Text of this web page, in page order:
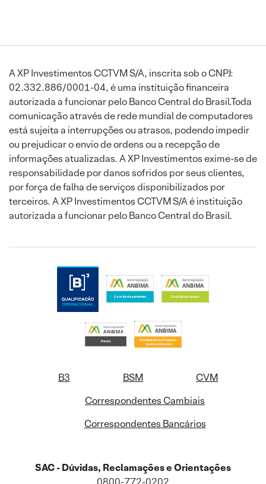
A XP Investimentos CCTVM S/A, inscrita sob o CNPJ:
02.332.886/0001-04, é uma instituição financeira
autorizada a funcionar pelo Banco Central do Brasil.Toda
comunicação através de rede mundial de computadores
está sujeita a interrupções ou atrasos, podendo impedir
ou prejudicar o envio de ordens ou a recepção de
informações atualizadas. A XP Investimentos exime-se de
responsabilidade por danos sofridos por seus clientes,
por força de falha de serviços disponibilizados por
terceiros. A XP Investimentos CCTVM S/A é instituição
autorizada a funcionar pelo Banco Central do Brasil.
B3 BSM
CVM
Correspondentes Cambiais
Correspondentes Bancários
SAC - Dúvidas, Reclamações e Orientações